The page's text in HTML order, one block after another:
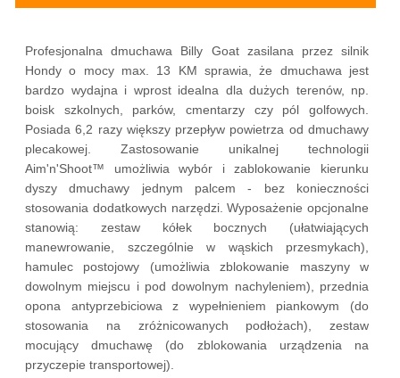
Profesjonalna dmuchawa Billy Goat zasilana przez silnik
Hondy o mocy max. 13 KM sprawia, że dmuchawa jest
bardzo wydajna i wprost idealna dla dużych terenów, np.
boisk szkolnych, parków, cmentarzy czy pól golfowych.
Posiada 6,2 razy większy przepływ powietrza od dmuchawy
plecakowej. Zastosowanie unikalnej technologii
Aim'n'Shoot™ umożliwia wybór i zablokowanie kierunku
dyszy dmuchawy jednym palcem - bez konieczności
stosowania dodatkowych narzędzi. Wyposażenie opcjonalne
stanowią: zestaw kółek bocznych (ułatwiających
manewrowanie, szczególnie w wąskich przesmykach),
hamulec postojowy (umożliwia zblokowanie maszyny w
dowolnym miejscu i pod dowolnym nachyleniem), przednia
opona antyprzebiciowa z wypełnieniem piankowym (do
stosowania na zróżnicowanych podłożach), zestaw
mocujący dmuchawę (do zblokowania urządzenia na
przyczepie transportowej).